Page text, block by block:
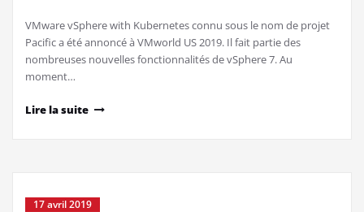
VMware vSphere with Kubernetes connu sous le nom de projet
Pacific a été annoncé à VMworld US 2019. Il fait partie des
nombreuses nouvelles fonctionnalités de vSphere 7. Au
moment…
Lire la suite
17 avril 2019